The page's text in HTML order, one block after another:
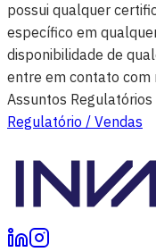
possui qualquer
específico em
disponibilidade de
entre em contato com
Assuntos Regulatórios
Regulatório / Vendas